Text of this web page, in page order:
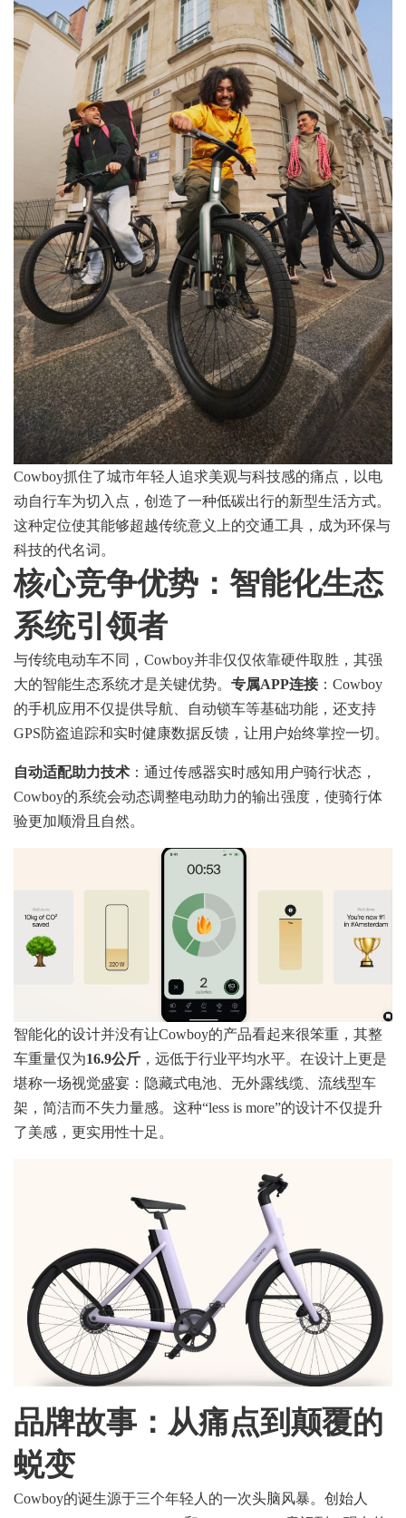
Cowboy抓住了城市年轻人追求美观与科技感的痛点，以电
动自行车为切入点，创造了一种低碳出行的新型生活方式。
这种定位使其能够超越传统意义上的交通工具，成为环保与
科技的代名词。
核心竞争优势： 智能化生态
系统引领者
与传统电动车不同，Cowboy并非仅仅依靠硬件取胜，其强
大的智能生态系统才是关键优势。 专属APP连接：Cowboy
的手机应用不仅提供导航、自动锁车等基础功能，还支持
GPS防盗追踪和实时健康数据反馈，让用户始终掌控一切。
自动适配助力技术 ：通过传感器实时感知用户骑行状态，
Cowboy的系统会动态调整电动助力的输出强度，使骑行体
验更加顺滑且自然。
智能化的设计并没有让Cowboy的产品看起来很笨重，其整
车重量仅为16.9公斤 ，远低于行业平均水平。在设计上更是
堪称一场视觉盛宴：隐藏式电池、无外露线缆、流线型车
架，简洁而不失力量感。这种“less is more”的设计不仅提升
了美感，更实用性十足。
品牌故事： 从痛点到颠覆的
蜕变
Cowboy的诞生源于三个年轻人的一次头脑风暴。创始人